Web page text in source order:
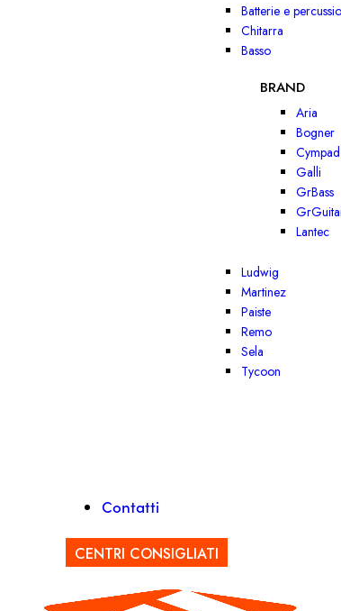
Batterie e
Chitarra
Basso
BRAND
Aria
Bogner
Cympad
Galli
GrBass
Lantec
Ludwig
Martinez
Paiste
Remo
Sela
Tycoon
Contatti
CENTRI CONSIGLIATI